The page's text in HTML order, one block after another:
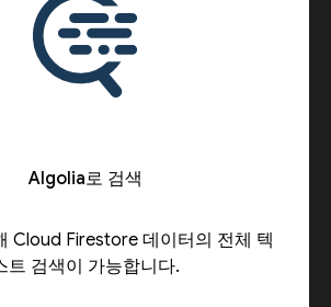
Algolia로 검색
Cloud Firestore 데이터의 전체 텍
트 검색이 가능합니다.